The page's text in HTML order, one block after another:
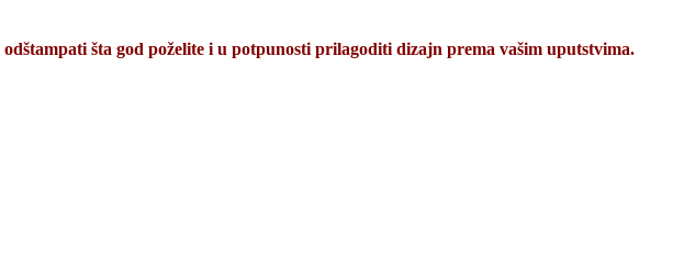
šta god poželite i u potpunosti prilagoditi dizajn prema vašim uputstvima.